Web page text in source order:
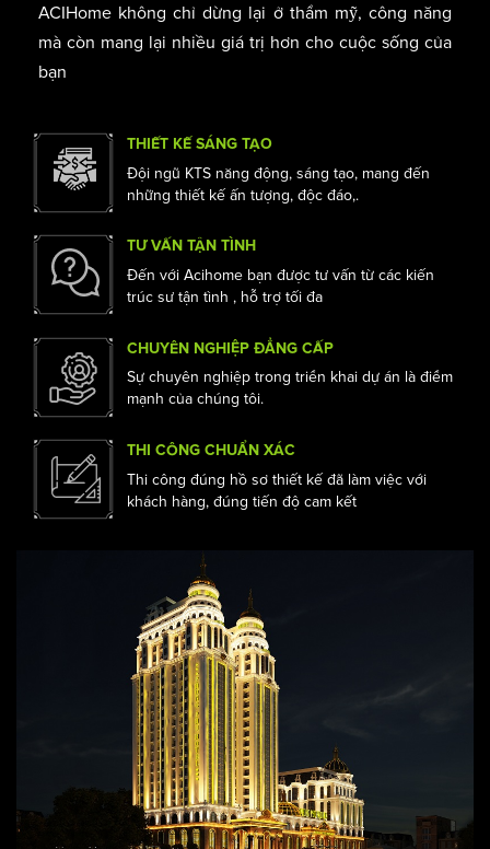
xây dựng, chúng tôi cung cấp đầy đủ các dịch vụ thiết
kế và thi công nội thất.Mỗi một công trình của
ACIHome không chỉ dừng lại ở thẩm mỹ, công năng
bạn
THIẾT KẾ SÁNG TẠO
những thiết kế ấn tượng, độc đáo,.
TƯ VẤN TẬN TÌNH
Đến với Acihome bạn được tư vấn từ các kiến
trúc sư tận tình , hỗ trợ tối đa
CHUYÊN NGHIỆP ĐẲNG CẤP
Sự chuyên nghiệp trong triển khai dự án là điểm
mạnh của chúng tôi.
THI CÔNG CHUẨN XÁC
khách hàng, đúng tiến độ cam kết